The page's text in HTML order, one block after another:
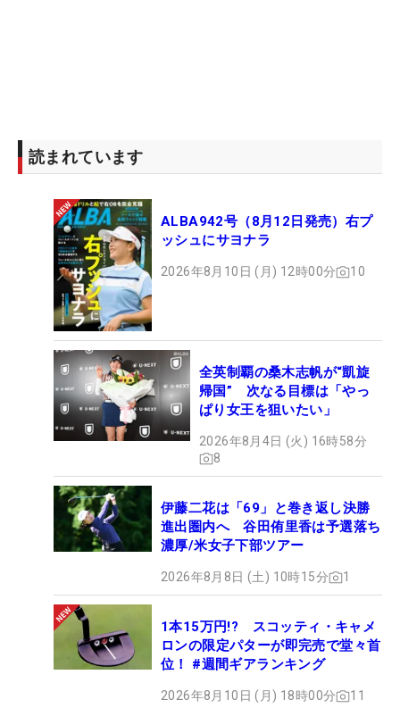
のトレーニングの成果も加味して、そう実感できて
います」
―オフ期間は当初やりたかったこともうまく進んだ
「自分が決めていた目標は全部達成できたかなと思
っています」
「覚悟を決めて」臨んだオフを、今季の飛躍につなげる。 （撮影：鈴木
■周囲の言葉で前向きになった気
持ち
読まれています
ALBA942号（8月12日発売）右プ
ッシュにサヨナラ
2026年8月10日 (月) 12時00分 10
全英制覇の桑木志帆が“凱旋
帰国” 次なる目標は「やっ
ぱり女王を狙いたい」
2026年8月4日 (火) 16時58分
8
伊藤二花は「69」と巻き返し決勝
進出圏内へ 谷田侑里香は予選落ち
濃厚/米女子下部ツアー
2026年8月8日 (土) 10時15分 1
1本15万円!? スコッティ・キャメ
ロンの限定パターが即完売で堂々首
位！ #週間ギアランキング
2026年8月10日 (月) 18時00分 11